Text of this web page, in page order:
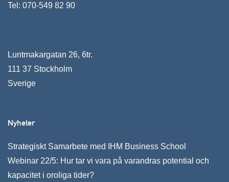
Tel: 070-549 82 90
Luntmakargatan 26, 6tr.
111 37 Stockholm
Sverige
Nyheter
Strategiskt Samarbete med IHM Business School
Webinar 22/5: Hur tar vi vara på varandras potential och
kapacitet i oroliga tider?